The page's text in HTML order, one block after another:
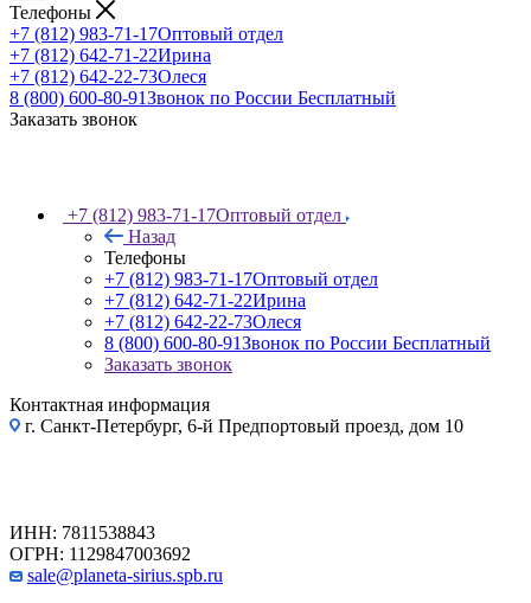
Телефоны
+7 (812) 983-71-17Оптовый отдел
+7 (812) 642-71-22Ирина
+7 (812) 642-22-73Олеся
8 (800) 600-80-91Звонок по России Бесплатный
Заказать звонок
+7 (812) 983-71-17Оптовый отдел
Назад
Телефоны
+7 (812) 983-71-17Оптовый отдел
+7 (812) 642-71-22Ирина
+7 (812) 642-22-73Олеся
8 (800) 600-80-91Звонок по России Бесплатный
Заказать звонок
Контактная информация
г. Санкт-Петербург, 6-й Предпортовый проезд, дом 10
ИНН: 7811538843
ОГРН: 1129847003692
sale@planeta-sirius.spb.ru